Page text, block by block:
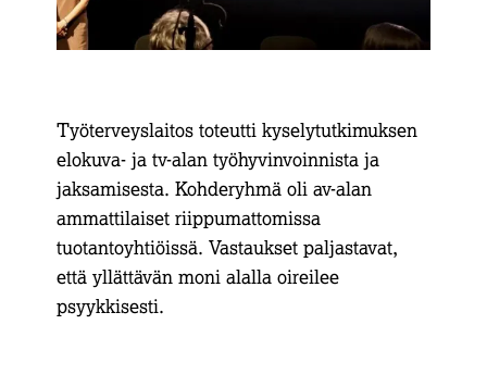
Työterveyslaitos toteutti kyselytutkimuksen
elokuva- ja tv-alan työhyvinvoinnista ja
jaksamisesta. Kohderyhmä oli av-alan
ammattilaiset riippumattomissa
tuotantoyhtiöissä. Vastaukset paljastavat,
että yllättävän moni alalla oireilee
psyykkisesti.